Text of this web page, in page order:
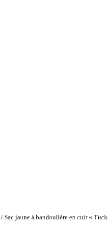
/ Sac jaune à bandoulière en cuir «